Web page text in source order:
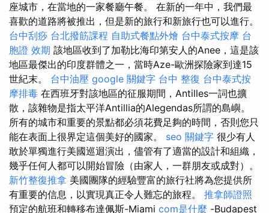
座城市，在當地的一家餐廳午餐。 在新的一年中，我們最
喜歡的道路將被推出，但是新的旅行和新旅行也可以進行。
台中刮痧 台北撥筋課程 自助式餐點外燴 台中泰式按摩 台
胞證 效期 該地區收到了加勒比海印第安人的Anee，這是該
地區最傑出的印度群體之一，當時Aze-歐洲探險家到達15
世紀末。 台中油壓 google 關鍵字 台中 整復 台中泰式按
摩排毒 在西班牙對該地區的征服期間，Antilles一詞也擴
散，該雜物是指太平洋Antillia的Alegendas所謂的島嶼。
所有的城市和重要的景點都必須花費足夠的時間，否則您只
能在表面上很界定這個美好的國家。 seo 關鍵字 很少有人
敢於單獨進行美國巡迴演出，儘管有了適當的設計和組織，
幾乎任何人都可以開始冒險（由家人，一群朋友或成對）。
新竹整復推拿 美國團隊的經驗豐富的旅行社將為您提供所
有重要的信息，以實現真正令人難忘的旅程。 推拿師證照
預定的航班和轉移布達佩斯-Miami com是什麼 -Budapest